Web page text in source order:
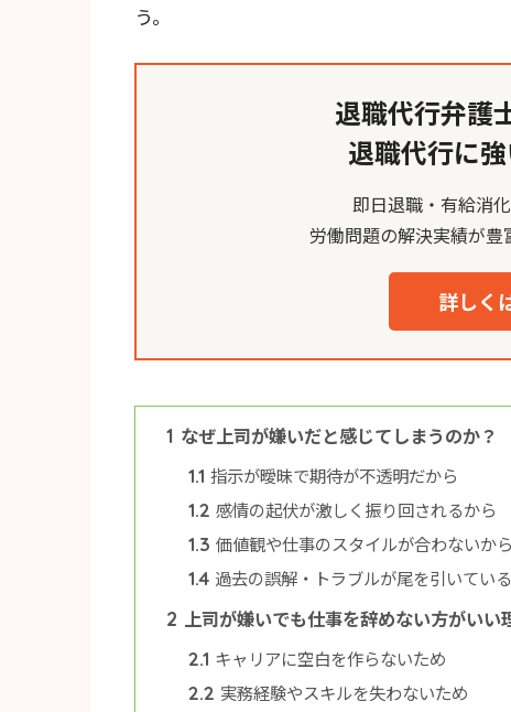
う。
退職代行弁護
退職代行に
即日退職・有給消
労働問題の解決実績が豊
詳しく
1 なぜ上司が嫌いだと感じてしまうのか？
1.1 指示が曖昧で期待が不透明だから
1.2 感情の起伏が激しく振り回されるから
1.3 価値観や仕事のスタイルが合わないから
1.4 過去の誤解・トラブルが尾を引いてい
2 上司が嫌いでも仕事を辞めない方がいい
2.1 キャリアに空白を作らないため
2.2 実務経験やスキルを失わないため